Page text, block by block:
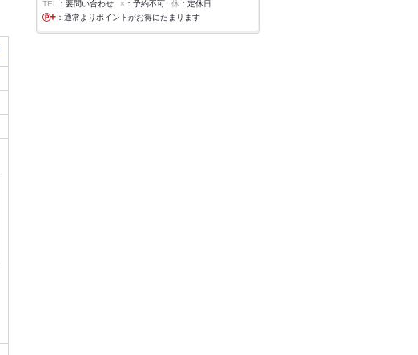
TEL
：要問い合わせ × ：予約不可 休 ：定休日
：通常よりポイントがお得にたまります